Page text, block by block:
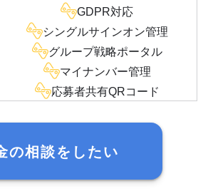
GDPR対応
シングルサインオン管理
グループ戦略ポータル
マイナンバー管理
応募者共有QRコード
の相談をしたい